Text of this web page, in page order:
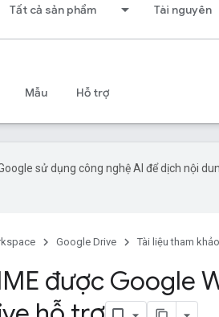
Tất cả sản phẩm Tài nguyên
Mẫu Hỗ trợ
sử dụng công nghệ AI để dịch nội
Google Drive Tài liệu tham khảo
được Google